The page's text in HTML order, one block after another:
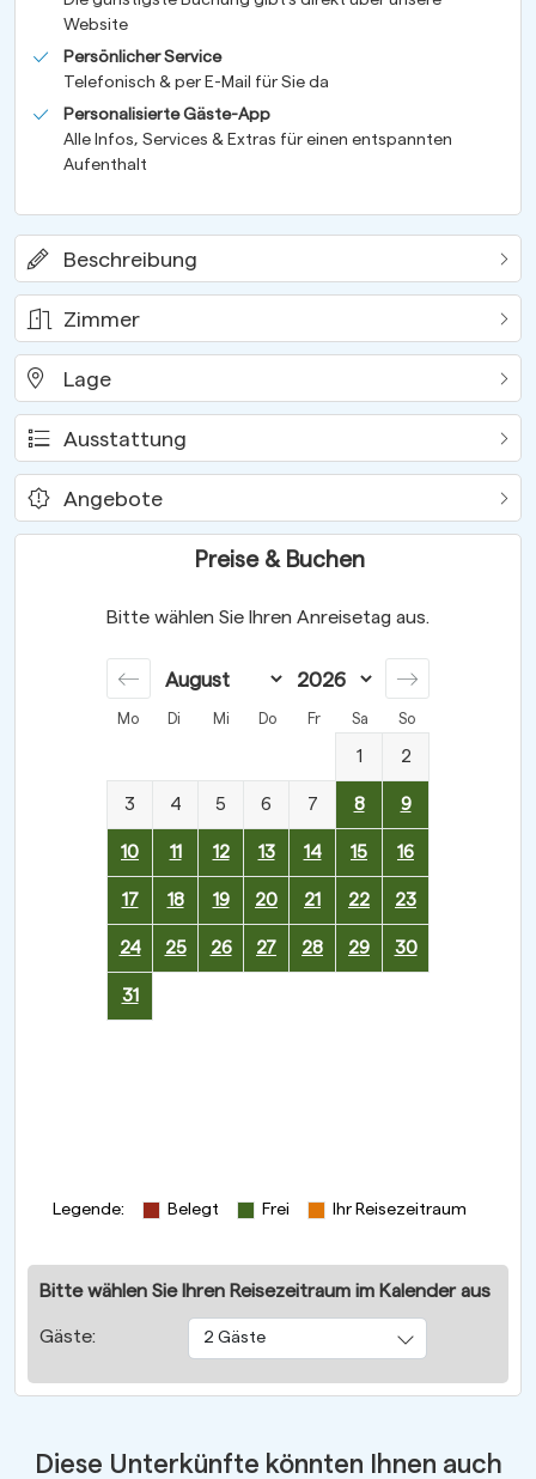
Website
Persönlicher Service
Telefonisch & per E-Mail für Sie da
Personalisierte Gäste-App
Alle Infos, Services & Extras für einen entspannten
Aufenthalt
Beschreibung
Zimmer
Lage
Ausstattung
Angebote
Preise & Buchen
Bitte wählen Sie Ihren Anreisetag aus.
Mo Di Mi Do Fr Sa So
1 2
3 4 5 6 7 8 9
10 11 12 13 14 15 16
17 18 19 20 21 22 23
24 25 26 27 28 29 30
31
Legende: Belegt Frei Ihr Reisezeitraum
Bitte wählen Sie Ihren Reisezeitraum im Kalender aus
Gäste: 2 Gäste
Diese Unterkünfte könnten Ihnen auch